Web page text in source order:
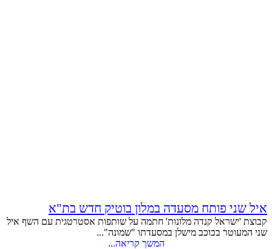
איל שני פותח מסעדה במלון בוטיק חדש בת"א
קבוצת 'ישראל קנדה מלונות' חתמה על שותפות אסטרטגית עם השף איל
שני המעוטר בכוכב מישלן במסעדתו "שמונה"...
המשך קריאה...